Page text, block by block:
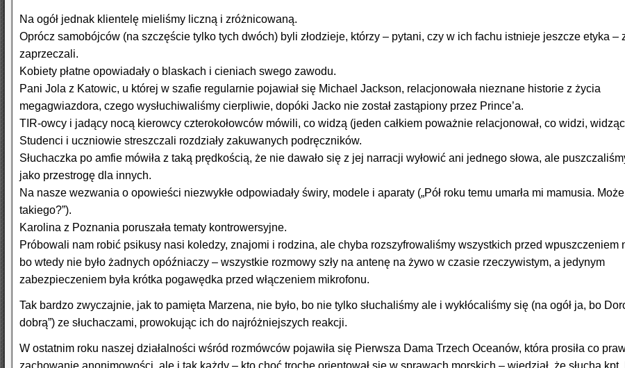
Na ogół jednak klientelę mieliśmy liczną i zróżnicowaną.
Oprócz samobójców (na szczęście tylko tych dwóch) byli złodzieje, którzy – pytani, czy w ich fachu istnieje jeszcze etyka –
zaprzeczali.
Kobiety płatne opowiadały o blaskach i cieniach swego zawodu.
Pani Jola z Katowic, u której w szafie regularnie pojawiał się Michael Jackson, relacjonowała nieznane historie z życia
megagwiazdora, czego wysłuchiwaliśmy cierpliwie, dopóki Jacko nie został zastąpiony przez Prince’a.
TIR-owcy i jadący nocą kierowcy czterokołowców mówili, co widzą (jeden całkiem poważnie relacjonował, co widzi,
Studenci i uczniowie streszczali rozdziały zakuwanych podręczników.
Słuchaczka po amfie mówiła z taką prędkością, że nie dawało się z jej narracji wyłowić ani jednego słowa, ale
jako przestrogę dla innych.
Na nasze wezwania o opowieści niezwykłe odpowiadały świry, modele i aparaty („Pół roku temu umarła mi mamusia.
takiego?”).
Karolina z Poznania poruszała tematy kontrowersyjne.
Próbowali nam robić psikusy nasi koledzy, znajomi i rodzina, ale chyba rozszyfrowaliśmy wszystkich przed wpuszczeniem
bo wtedy nie było żadnych opóźniaczy – wszystkie rozmowy szły na antenę na żywo w czasie rzeczywistym, a jedynym
zabezpieczeniem była krótka pogawędka przed włączeniem mikrofonu.
Tak bardzo zwyczajnie, jak to pamięta Marzena, nie było, bo nie tylko słuchaliśmy ale i wykłócaliśmy się (na ogół ja, bo
dobrą”) ze słuchaczami, prowokując ich do najróżniejszych reakcji.
W ostatnim roku naszej działalności wśród rozmówców pojawiła się Pierwsza Dama Trzech Oceanów, która prosiła co
zachowanie anonimowości, ale i tak każdy – kto choć trochę orientował się w sprawach morskich – wiedział, że słucha kpt.